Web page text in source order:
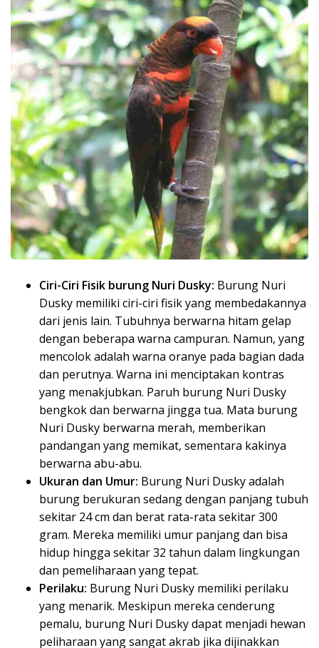
Ciri-Ciri Fisik burung Nuri Dusky: Burung Nuri
Dusky memiliki ciri-ciri fisik yang membedakannya
dari jenis lain. Tubuhnya berwarna hitam gelap
dengan beberapa warna campuran. Namun, yang
mencolok adalah warna oranye pada bagian dada
dan perutnya. Warna ini menciptakan kontras
yang menakjubkan. Paruh burung Nuri Dusky
bengkok dan berwarna jingga tua. Mata burung
Nuri Dusky berwarna merah, memberikan
pandangan yang memikat, sementara kakinya
berwarna abu-abu.
Ukuran dan Umur: Burung Nuri Dusky adalah
burung berukuran sedang dengan panjang tubuh
sekitar 24 cm dan berat rata-rata sekitar 300
gram. Mereka memiliki umur panjang dan bisa
hidup hingga sekitar 32 tahun dalam lingkungan
dan pemeliharaan yang tepat.
Perilaku: Burung Nuri Dusky memiliki perilaku
yang menarik. Meskipun mereka cenderung
pemalu, burung Nuri Dusky dapat menjadi hewan
peliharaan yang sangat akrab jika dijinakkan